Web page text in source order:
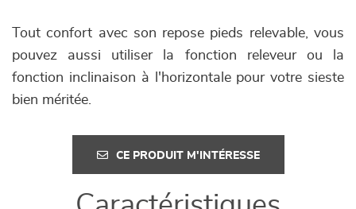
Tout confort avec son repose pieds relevable, vous
pouvez aussi utiliser la fonction releveur ou la
fonction inclinaison à l'horizontale pour votre sieste
bien méritée.
CE PRODUIT M'INTÉRESSE